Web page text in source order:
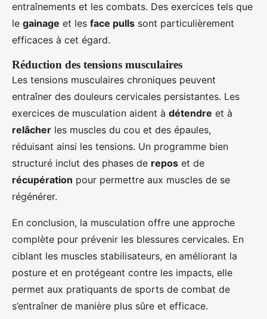
entraînements et les combats. Des exercices tels que
le gainage et les face pulls sont particulièrement
efficaces à cet égard.
Réduction des tensions musculaires
Les tensions musculaires chroniques peuvent
entraîner des douleurs cervicales persistantes. Les
exercices de musculation aident à détendre et à
relâcher les muscles du cou et des épaules,
réduisant ainsi les tensions. Un programme bien
structuré inclut des phases de repos et de
récupération pour permettre aux muscles de se
régénérer.
En conclusion, la musculation offre une approche
complète pour prévenir les blessures cervicales. En
ciblant les muscles stabilisateurs, en améliorant la
posture et en protégeant contre les impacts, elle
permet aux pratiquants de sports de combat de
s’entraîner de manière plus sûre et efficace.